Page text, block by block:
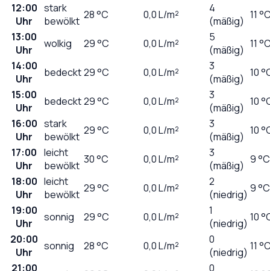
12:00
Uhr
stark
bewölkt 28°C 0,0L/m²
4
(mäßig) 11
13:00
Uhr
wolkig 29°C 0,0L/m²
5
(mäßig) 11
14:00
Uhr
bedeckt29°C 0,0L/m²
3
(mäßig) 10
15:00
Uhr
bedeckt29°C 0,0L/m²
3
(mäßig) 10
16:00
Uhr
stark
bewölkt 29°C 0,0L/m²
3
(mäßig) 10
17:00
Uhr
leicht
bewölkt 30°C 0,0L/m²
3
(mäßig) 9 °C
18:00
Uhr
leicht
bewölkt 29°C 0,0L/m²
2
(niedrig) 9 °C
19:00
Uhr
sonnig 29°C 0,0L/m²
1
(niedrig) 10
20:00
Uhr
sonnig 28°C 0,0L/m²
0
(niedrig) 11
21:00
0